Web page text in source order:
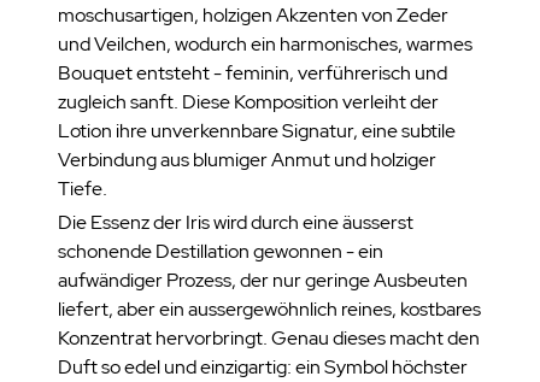
moschusartigen, holzigen Akzenten von Zeder
und Veilchen, wodurch ein harmonisches, warmes
Bouquet entsteht - feminin, verführerisch und
zugleich sanft. Diese Komposition verleiht der
Lotion ihre unverkennbare Signatur, eine subtile
Verbindung aus blumiger Anmut und holziger
Tiefe.
Die Essenz der Iris wird durch eine äusserst
schonende Destillation gewonnen - ein
aufwändiger Prozess, der nur geringe Ausbeuten
liefert, aber ein aussergewöhnlich reines, kostbares
Konzentrat hervorbringt. Genau dieses macht den
Duft so edel und einzigartig: ein Symbol höchster